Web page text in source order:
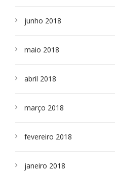
junho 2018
maio 2018
abril 2018
março 2018
fevereiro 2018
janeiro 2018